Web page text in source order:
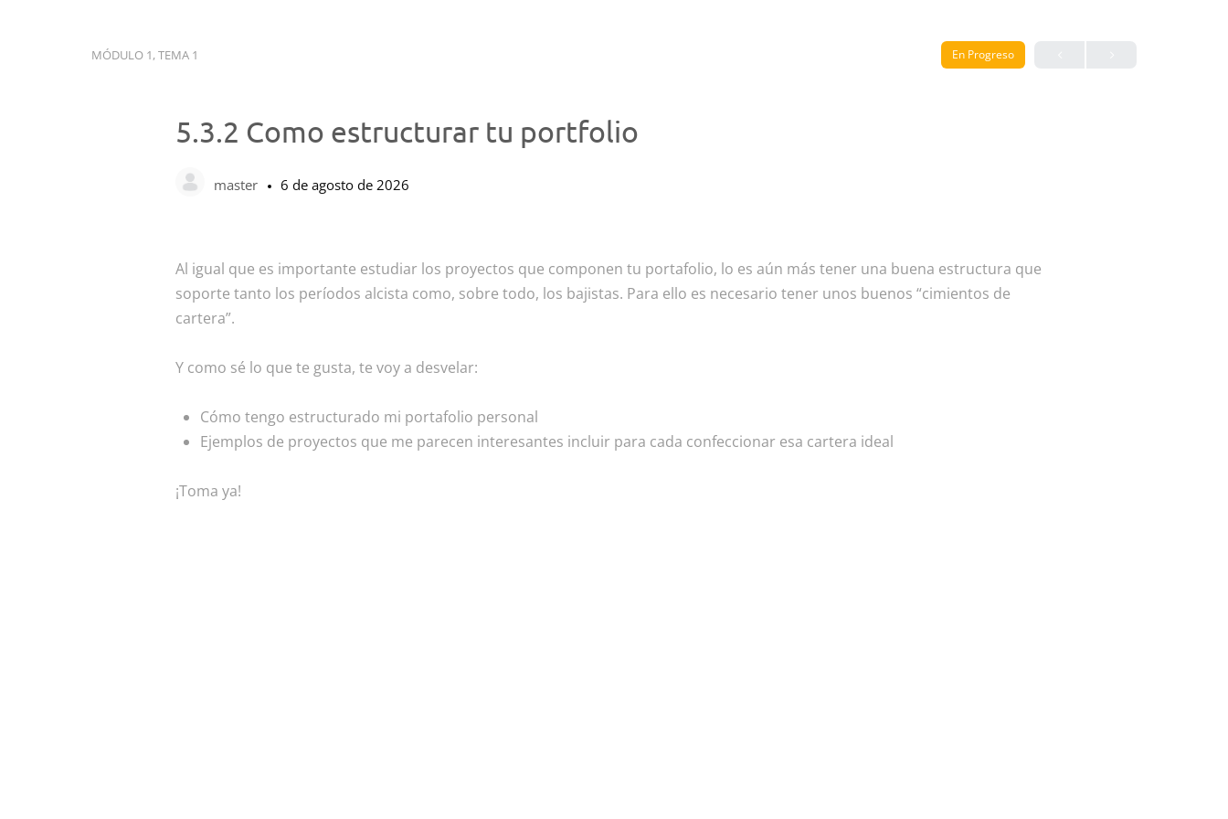
MÓDULO 1, TEMA 1 En Progreso
5.3.2 Como estructurar tu portfolio
master 6 de agosto de 2026
Al igual que es importante estudiar los proyectos que componen tu portafolio, lo es aún más tener una buena estructura que
soporte tanto los períodos alcista como, sobre todo, los bajistas. Para ello es necesario tener unos buenos “cimientos de
cartera”.
Y como sé lo que te gusta, te voy a desvelar:
Cómo tengo estructurado mi portafolio personal
Ejemplos de proyectos que me parecen interesantes incluir para cada confeccionar esa cartera ideal
¡Toma ya!